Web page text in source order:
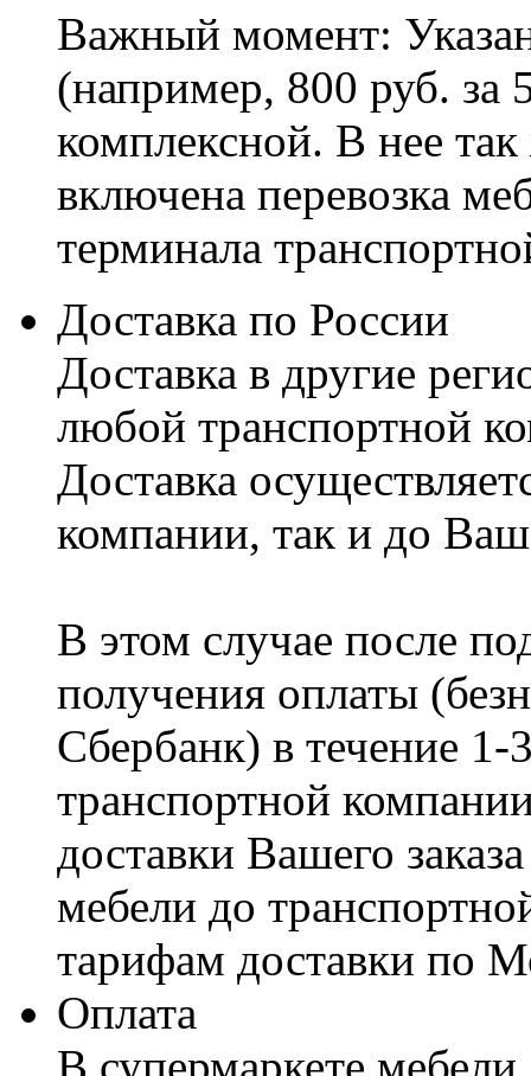
Важный момент:
(например, 800 руб. за
комплексной. В нее
включена перевозка
терминала
Доставка по России
Доставка в другие
любой транспортной
Доставка
компании, так и до
В этом случае после
получения оплаты
Сбербанк) в течение
транспортной
доставки Вашего
мебели до
тарифам доставки по
Оплата